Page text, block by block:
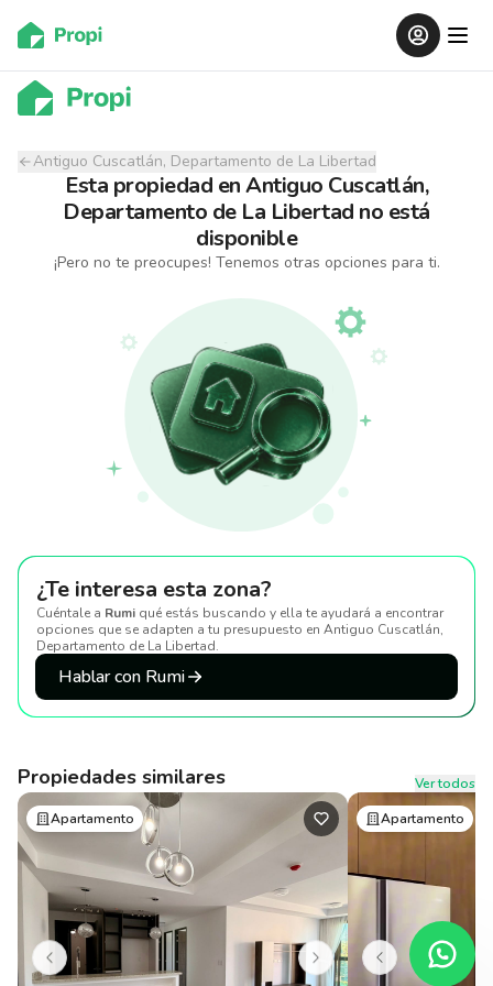
Antiguo Cuscatlán, Departamento de La Libertad
Esta propiedad enAntiguo Cuscatlán,
Departamento de La Libertad no está
disponible
¡Pero no te preocupes! Tenemos otras opciones para ti.
¿Te interesa esta zona?
Cuéntale a Rumi qué estás buscando y ella te ayudará a encontrar
opciones que se adapten a tu presupuesto en Antiguo Cuscatlán,
Departamento de La Libertad.
Hablar con Rumi
Propiedades similares
Ver todos
Apartamento
Apartamento